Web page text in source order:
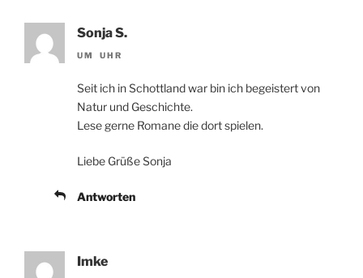
Sonja S.
UM UHR
Seit ich in Schottland war bin ich begeistert von
Natur und Geschichte.
Lese gerne Romane die dort spielen.
Liebe Grüße Sonja
Antworten
Imke